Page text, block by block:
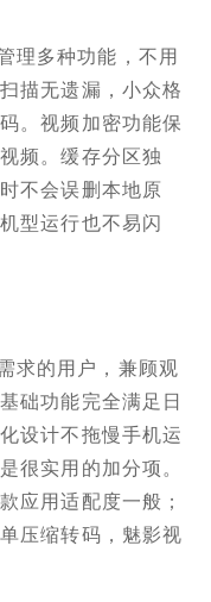
理多种功能，不用
描无遗漏，小众格
。视频加密功能保
频。缓存分区独
不会误删本地原
型运行也不易闪
求的用户，兼顾观
础功能完全满足日
设计不拖慢手机运
很实用的加分项。
应用适配度一般；
压缩转码，魅影视